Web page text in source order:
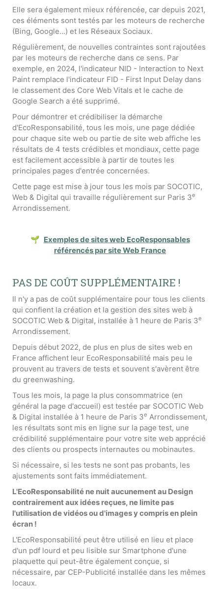
Elle sera également mieux référencée, car depuis 2021,
ces éléments sont testés par les moteurs de recherche
(Bing, Google...) et les Réseaux Sociaux.
Régulièrement, de nouvelles contraintes sont rajoutées
par les moteurs de recherche dans ce sens. Par
exemple, en 2024, l'indicateur NID - Interaction to Next
Paint remplace l'indicateur FID - First Input Delay dans
le classement des Core Web Vitals et le cache de
Google Search a été supprimé.
Pour démontrer et crédibiliser la démarche
d'EcoResponsabilité, tous les mois, une page dédiée
pour chaque site web ou partie de site web affiche les
résultats de 4 tests crédibles et mondiaux, cette page
est facilement accessible à partir de toutes les
principales pages d'entrée concernées.
Cette page est mise à jour tous les mois par SOCOTIC,
Web & Digital qui travaille régulièrement sur Paris 3e
Arrondissement.
🌱 Exemples de sites web EcoResponsables
référencés par site Web France
PAS DE COÛT SUPPLÉMENTAIRE !
Il n'y a pas de coût supplémentaire pour tous les clients
qui confient la création et la gestion des sites web à
SOCOTIC Web & Digital, installée à 1 heure de Paris 3e
Arrondissement.
Depuis début 2022, de plus en plus de sites web en
France affichent leur EcoResponsabilité mais peu le
prouvent au travers de tests et souvent s'avèrent être
du greenwashing.
Tous les mois, la page la plus consommatrice (en
général la page d'accueil) est testée par SOCOTIC Web
& Digital installée à 1 heure de Paris 3e Arrondissement,
les résultats sont mis en ligne sur la page test, une
crédibilité supplémentaire pour votre site web apprécié
des clients ou prospects internautes ou mobinautes.
Si nécessaire, si les tests ne sont pas probants, les
ajustements sont faits immédiatement.
L'EcoResponsabilité ne nuit aucunement au Design
contrairement aux idées reçues, ne limite pas
l'utilisation de vidéos ou d'images y compris en plein
écran !
L'EcoResponsabilité peut être utilisé en lieu et place
d'un pdf lourd et peu lisible sur Smartphone d'une
plaquette qui peut-être également conçue, si
nécessaire, par CEP-Publicité installée dans les mêmes
locaux.